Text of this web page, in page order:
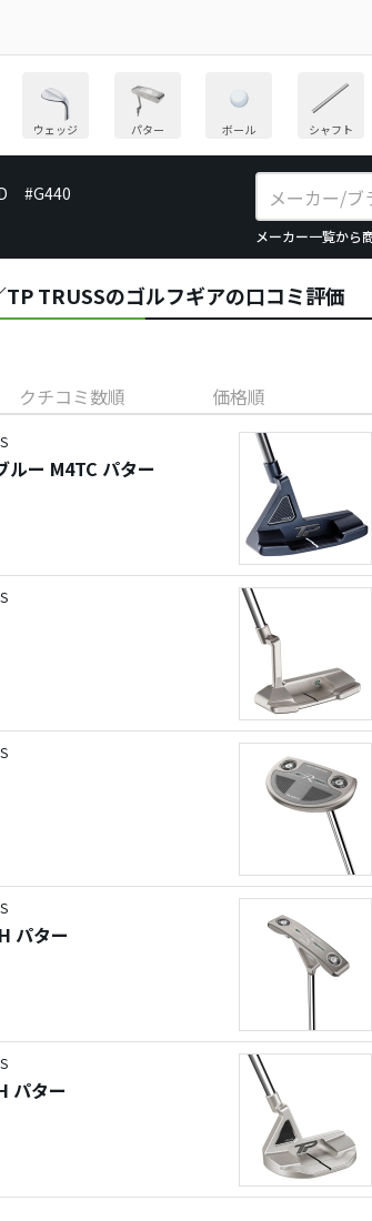
ウェッジ パター ボール シャフト
#G440
メーカー一覧から
TRUSSのゴルフギアの口コミ評価
クチコミ数順 価格順
ルー M4TC パター
パター
パター